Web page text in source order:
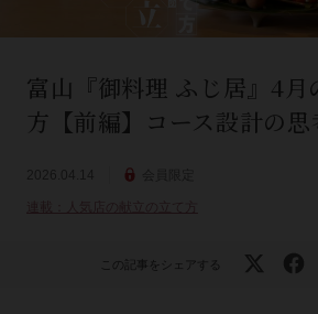
富山『御料理 ふじ居』4月
方【前編】コース設計の思
この記事をシェアする